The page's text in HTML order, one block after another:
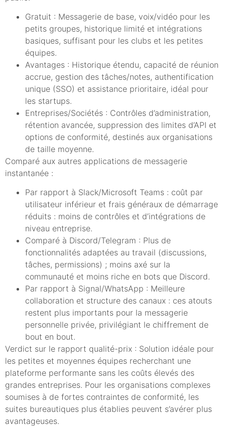
Gratuit : Messagerie de base, voix/vidéo pour les
petits groupes, historique limité et intégrations
basiques, suffisant pour les clubs et les petites
équipes.
Avantages : Historique étendu, capacité de réunion
accrue, gestion des tâches/notes, authentification
unique (SSO) et assistance prioritaire, idéal pour
les startups.
Entreprises/Sociétés : Contrôles d’administration,
rétention avancée, suppression des limites d’API et
options de conformité, destinés aux organisations
de taille moyenne.
Comparé aux autres applications de messagerie
instantanée :
Par rapport à Slack/Microsoft Teams : coût par
utilisateur inférieur et frais généraux de démarrage
réduits : moins de contrôles et d’intégrations de
niveau entreprise.
Comparé à Discord/Telegram : Plus de
fonctionnalités adaptées au travail (discussions,
tâches, permissions) ; moins axé sur la
communauté et moins riche en bots que Discord.
Par rapport à Signal/WhatsApp : Meilleure
collaboration et structure des canaux : ces atouts
restent plus importants pour la messagerie
personnelle privée, privilégiant le chiffrement de
bout en bout.
Verdict sur le rapport qualité-prix : Solution idéale pour
les petites et moyennes équipes recherchant une
plateforme performante sans les coûts élevés des
grandes entreprises. Pour les organisations complexes
soumises à de fortes contraintes de conformité, les
suites bureautiques plus établies peuvent s’avérer plus
avantageuses.